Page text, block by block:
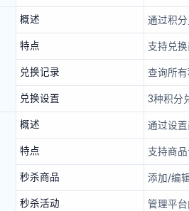
概述 通过积
特点 支持兑
兑换记录 查询所
兑换设置 3种积分
概述 通过设
特点 支持商
秒杀商品 添加/编
秒杀活动 管理平